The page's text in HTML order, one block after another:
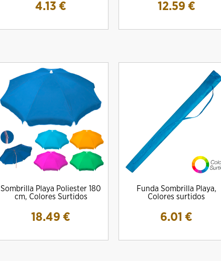
escudos Ezcurra
20.08 €
4.13 € 12.59 €
Sombrilla Playa Poliester 180
cm, Colores Surtidos
18.49 €
Funda Sombrilla Playa,
Colores surtidos
6.01 €